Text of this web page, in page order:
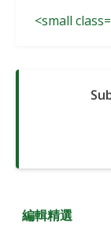
<small
編輯精選